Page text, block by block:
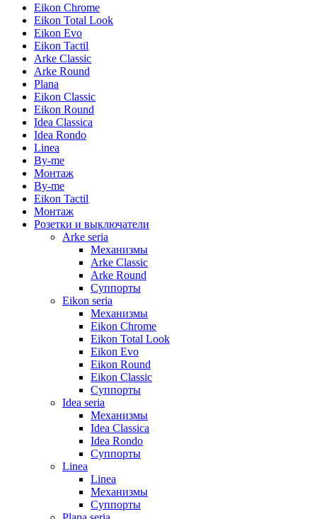
Eikon Chrome
Eikon Total Look
Eikon Evo
Eikon Tactil
Arke Classic
Arke Round
Plana
Eikon Classic
Eikon Round
Idea Classica
Idea Rondo
Linea
By-me
Монтаж
By-me
Eikon Tactil
Монтаж
Розетки и выключатели
Arke seria
Механизмы
Arke Classic
Arke Round
Суппорты
Eikon seria
Механизмы
Eikon Chrome
Eikon Total Look
Eikon Evo
Eikon Round
Eikon Classic
Суппорты
Idea seria
Механизмы
Idea Classica
Idea Rondo
Суппорты
Linea
Linea
Механизмы
Суппорты